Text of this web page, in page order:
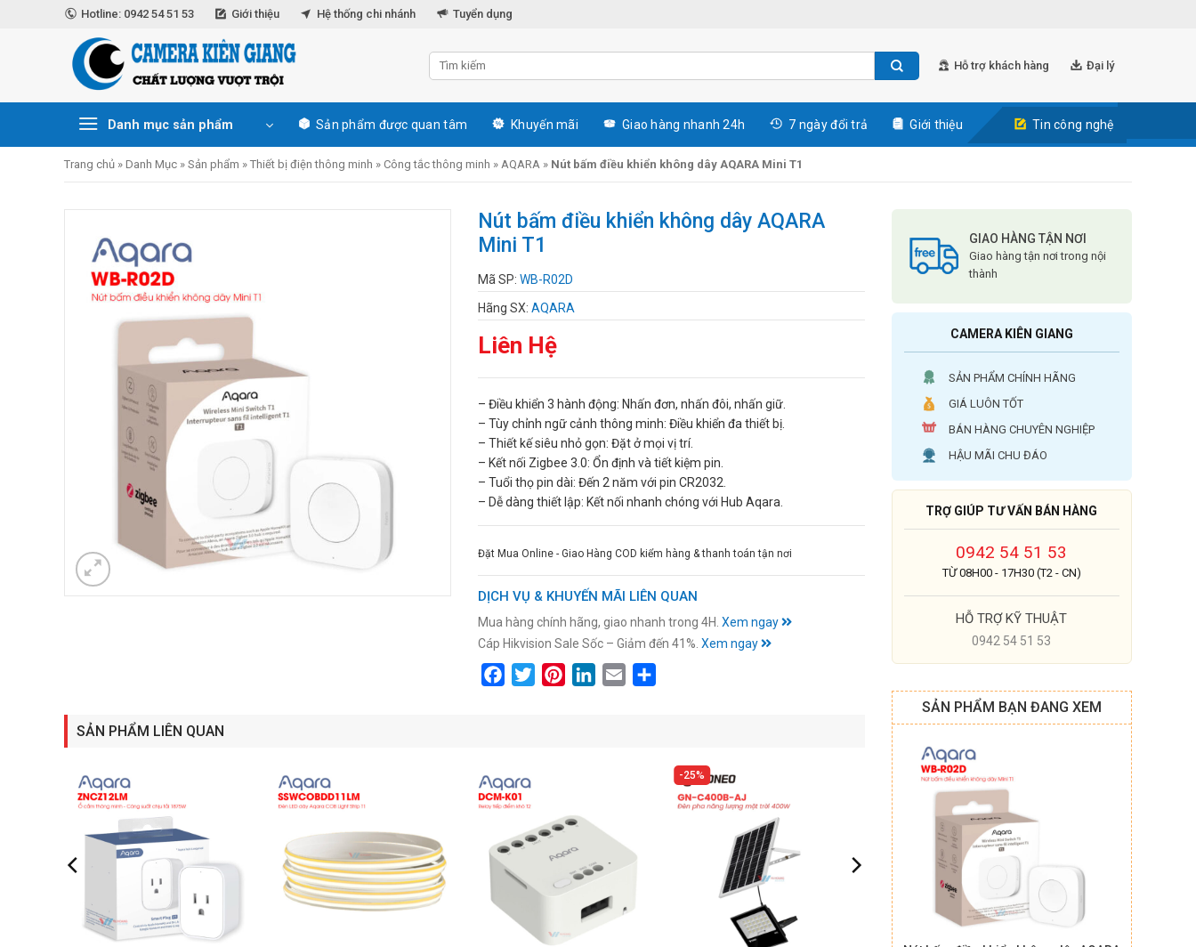
Hotline: 0942 54 51 53 Giới thiệu Hệ thống chi nhánh Tuyển dụng
Hỗ trợ khách hàng Đại lý
Danh mục sản phẩm Sản phẩm được quan tâm Khuyến mãi Giao hàng nhanh 24h 7 ngày đổi trả Giới thiệu Tin công nghệ
Trang chủ » Danh Mục » Sản phẩm » Thiết bị điện thông minh » Công tắc thông minh » AQARA » Nút bấm điều khiển không dây AQARA Mini T1
GIAO HÀNG TẬN NƠI
Giao hàng tận nơi trong nội
thành
CAMERA KIÊN GIANG
SẢN PHẨM CHÍNH HÃNG
GIÁ LUÔN TỐT
BÁN HÀNG CHUYÊN NGHIỆP
HẬU MÃI CHU ĐÁO
TRỢ GIÚP TƯ VẤN BÁN HÀNG
0942 54 51 53
TỪ 08H00 - 17H30 (T2 - CN)
HỖ TRỢ KỸ THUẬT
0942 54 51 53
SẢN PHẨM BẠN ĐANG XEM
Nút bấm điều khiển không dây AQARA
Mini T1
Mã SP: WB-R02D
Hãng SX: AQARA
Liên Hệ
– Điều khiển 3 hành động: Nhấn đơn, nhấn đôi, nhấn giữ.
– Tùy chỉnh ngữ cảnh thông minh: Điều khiển đa thiết bị.
– Thiết kế siêu nhỏ gọn: Đặt ở mọi vị trí.
– Kết nối Zigbee 3.0: Ổn định và tiết kiệm pin.
– Tuổi thọ pin dài: Đến 2 năm với pin CR2032.
– Dễ dàng thiết lập: Kết nối nhanh chóng với Hub Aqara.
Đặt Mua Online - Giao Hàng COD kiểm hàng & thanh toán tận nơi
DỊCH VỤ & KHUYẾN MÃI LIÊN QUAN
Mua hàng chính hãng, giao nhanh trong 4H. Xem ngay
Cáp Hikvision Sale Sốc – Giảm đến 41%. Xem ngay
FacebookTwitterPinterestLinkedIn
Email
SẢN PHẨM LIÊN QUAN
25%